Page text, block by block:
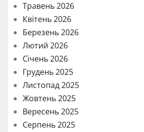
Травень 2026
Квітень 2026
Березень 2026
Лютий 2026
Січень 2026
Грудень 2025
Листопад 2025
Жовтень 2025
Вересень 2025
Серпень 2025